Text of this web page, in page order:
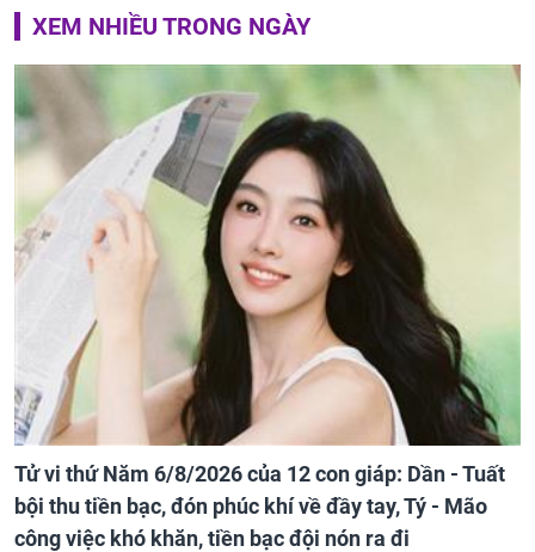
XEM NHIỀU TRONG NGÀY
Tử vi thứ Năm 6/8/2026 của 12 con giáp: Dần - Tuất
bội thu tiền bạc, đón phúc khí về đầy tay, Tý - Mão
công việc khó khăn, tiền bạc đội nón ra đi